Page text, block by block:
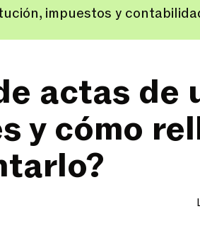
impuestos y
actas de
y cómo